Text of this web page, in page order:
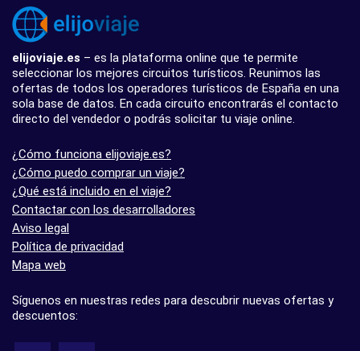
elijoviaje.es – es la plataforma online que te permite
seleccionar los mejores circuitos turísticos. Reunimos las
ofertas de todos los operadores turísticos de España en una
sola base de datos. En cada circuito encontrarás el contacto
directo del vendedor o podrás solicitar tu viaje online.
¿Cómo funciona elijoviaje.es?
¿Cómo puedo comprar un viaje?
¿Qué está incluido en el viaje?
Contactar con los desarrolladores
Aviso legal
Política de privacidad
Mapa web
Síguenos en nuestras redes para descubrir nuevas ofertas y
descuentos: